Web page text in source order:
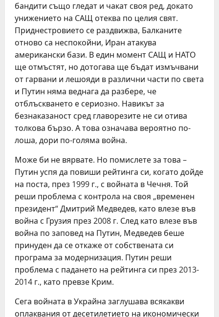
бандити също гледат и чакат своя ред, докато
унижението на САЩ отеква по целия свят.
Приднестровието се раздвижва, Балканите
отново са неспокойни, Иран атакува
американски бази. В един момент САЩ и НАТО
ще отмъстят, но дотогава ще бъдат измъчвани
от гарвани и лешояди в различни части по света
и Путин няма веднага да разбере, че
отблъскването е сериозно. Навикът за
безнаказаност сред главорезите не си отива
толкова бързо. А това означава вероятно по-
лоша, дори по-голяма война.
Може би не вярвате. Но помислете за това –
Путин успя да повиши рейтинга си, когато дойде
на поста, през 1999 г., с войната в Чечня. Той
реши проблема с контрола на своя „временен
президент“ Дмитрий Медведев, като влезе във
война с Грузия през 2008 г. След като влезе във
война по заповед на Путин, Медведев беше
принуден да се откаже от собствената си
програма за модернизация. Путин реши
проблема с падането на рейтинга си през 2013-
2014 г., като превзе Крим.
Сега войната в Украйна заглушава всякакви
оплаквания от десетилетието на икономически